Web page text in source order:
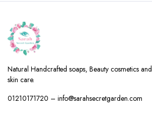
Natural Handcrafted soaps, Beauty cosmetics and
skin care.
01210171720 – info@sarahsecretgarden.com